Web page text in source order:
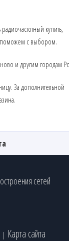
купить,
с выбором.
и другим городам
За дополнительной
сетей
| Карта сайта